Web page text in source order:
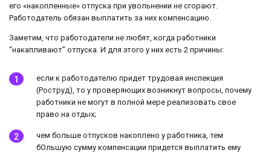
его «накопленные» отпуска при увольнении не сгорают.
Работодатель обязан выплатить за них компенсацию.
Заметим, что работодатели не любят, когда работники
“накапливают” отпуска. И для этого у них есть 2 причины:
если к работодателю придет трудовая инспекция
(Роструд), то у проверяющих возникнут вопросы, почему
работники не могут в полной мере реализовать свое
право на отдых;
чем больше отпусков накоплено у работника, тем
бОльшую сумму компенсации придется выплатить ему